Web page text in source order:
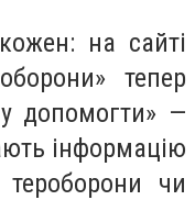
на сайті
тепер
допомогти» —
інформацію
чи